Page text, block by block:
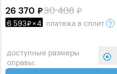
30 408
26 370
6 593 ×4 платежа в сплит
доступные размеры
оправы: